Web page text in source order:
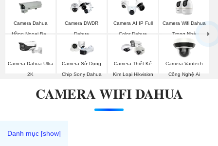
Camera Dahua
Hồng Ngoại Ban
Đêm
Camera DWDR
Dahua
Camera AI IP Full
Color Dahua
Camera Wifi Dahua
Trong Nhà
Camera Dahua Ultra
2K
Camera Sử Dụng
Chip Sony Dahua
Camera Thiết Kế
Kim Loại Hikvision
Camera Vantech
Công Nghệ Ai
CAMERA WIFI DAHUA